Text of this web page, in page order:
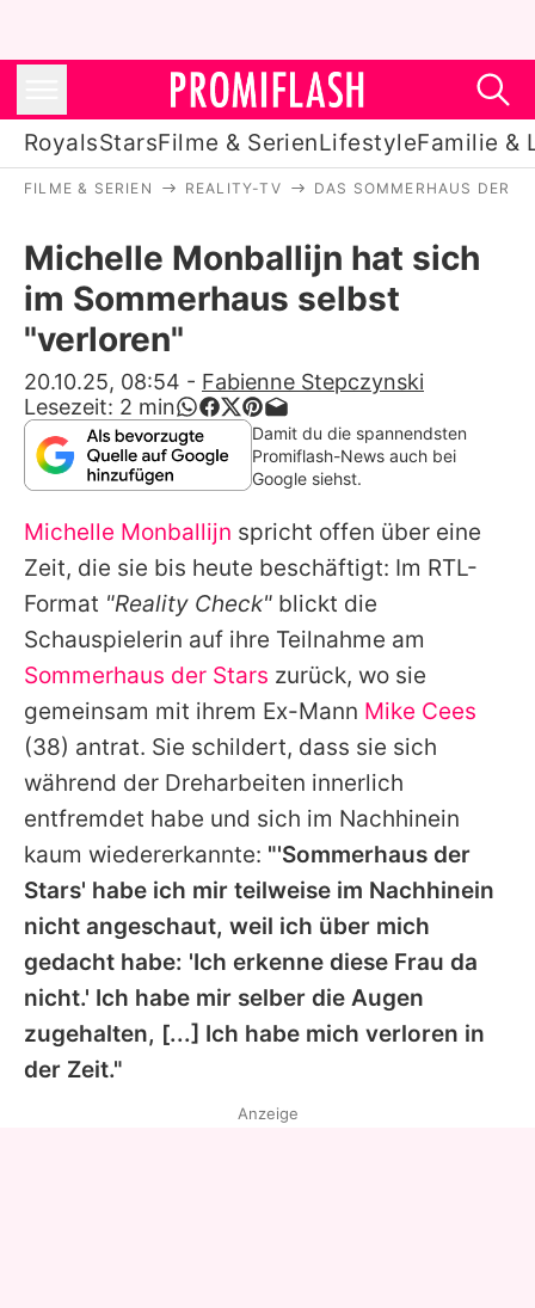
RoyalsStarsFilme & SerienLifestyleFamilie &
Stars
Filme & Serien
Lifestyle
Familie & Liebe
Promiflash Exklusiv
Alle Themen auf Promiflash
Jobs
App runterladen
Team
Redaktionelle Richtlinien
Impressum
Datenschutzerklärung
Utiq verwalten
FILME & SERIEN REALITY-TV DAS SOMMERHAUS DER
Michelle Monballijn hat sich
im Sommerhaus selbst
"verloren"
20.10.25, 08:54 - Fabienne Stepczynski
Lesezeit: 2 min
Damit du die spannendsten
Promiflash-News auch bei
Google siehst.
Michelle Monballijn spricht offen über eine
Zeit, die sie bis heute beschäftigt: Im RTL-
Format "Reality Check" blickt die
Schauspielerin auf ihre Teilnahme am
Sommerhaus der Stars zurück, wo sie
gemeinsam mit ihrem Ex-Mann Mike Cees
(38) antrat. Sie schildert, dass sie sich
während der Dreharbeiten innerlich
entfremdet habe und sich im Nachhinein
kaum wiedererkannte: "'Sommerhaus der
Stars' habe ich mir teilweise im Nachhinein
nicht angeschaut, weil ich über mich
gedacht habe: 'Ich erkenne diese Frau da
nicht.' Ich habe mir selber die Augen
zugehalten, [...] Ich habe mich verloren in
der Zeit."
Anzeige